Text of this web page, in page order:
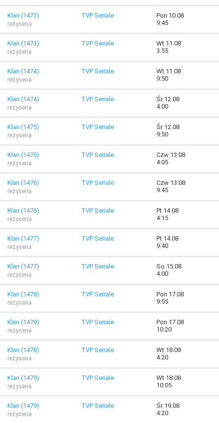
Klan (1473)
reżyseria
TVP Seriale
Pon 10.08
9:45
Klan (1473)
reżyseria
TVP Seriale
Wt 11.08
3:55
Klan (1474)
reżyseria
TVP Seriale
Wt 11.08
9:50
Klan (1474)
reżyseria
TVP Seriale
Śr 12.08
4:00
Klan (1475)
reżyseria
TVP Seriale
Śr 12.08
9:50
Klan (1475)
reżyseria
TVP Seriale
Czw 13.08
4:05
Klan (1476)
reżyseria
TVP Seriale
Czw 13.08
9:45
Klan (1476)
reżyseria
TVP Seriale
Pt 14.08
4:15
Klan (1477)
reżyseria
TVP Seriale
Pt 14.08
9:40
Klan (1477)
reżyseria
TVP Seriale
So 15.08
4:00
Klan (1478)
reżyseria
TVP Seriale
Pon 17.08
9:55
Klan (1479)
reżyseria
TVP Seriale
Pon 17.08
10:20
Klan (1478)
reżyseria
TVP Seriale
Wt 18.08
4:20
Klan (1479)
reżyseria
TVP Seriale
Wt 18.08
10:05
Klan (1479)
reżyseria
TVP Seriale
Śr 19.08
4:20